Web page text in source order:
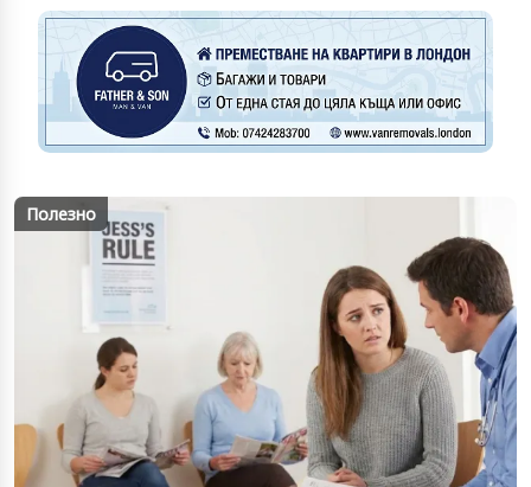
Полезно